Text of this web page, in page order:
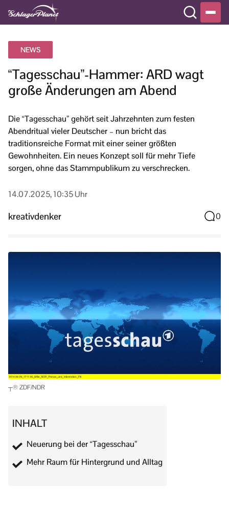
NEWS
“Tagesschau”-Hammer: ARD wagt
große Änderungen am Abend
Die “Tagesschau” gehört seit Jahrzehnten zum festen
Abendritual vieler Deutscher – nun bricht das
traditionsreiche Format mit einer seiner größten
Gewohnheiten. Ein neues Konzept soll für mehr Tiefe
sorgen, ohne das Stammpublikum zu verschrecken.
14.07.2025, 10:35 Uhr
kreativdenker 0
┬® ZDF/NDR
INHALT
Neuerung bei der “Tagesschau”
Mehr Raum für Hintergrund und Alltag